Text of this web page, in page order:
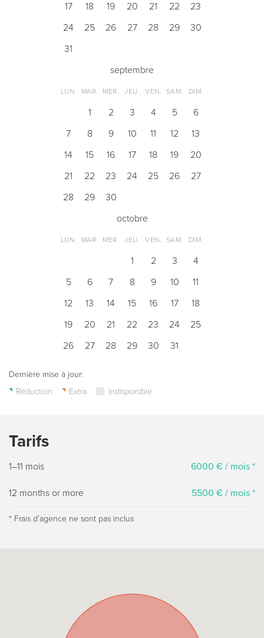
17
18 19 20 21 22
23
24
25 26 27 28 29
30
31
septembre
LUN. MAR. MER. JEU. VEN. SAM. DIM.
1 2 3 4 5
6
7
8 9 10 11 12
13
14
15 16 17 18 19
20
21
22 23 24 25 26
27
28
29
30
octobre
LUN. MAR. MER. JEU. VEN. SAM. DIM.
1 2 3
4
5
6 7 8 9 10
11
12
13 14 15 16 17
18
19
20 21 22 23 24
25
26
27 28 29 30 31
Dernière mise à jour:
Réduction
Extra Indisponible
Tarifs
1–11 mois 6000 € / mois *
12 months or more 5500 € / mois *
* Frais dʼagence ne sont pas inclus